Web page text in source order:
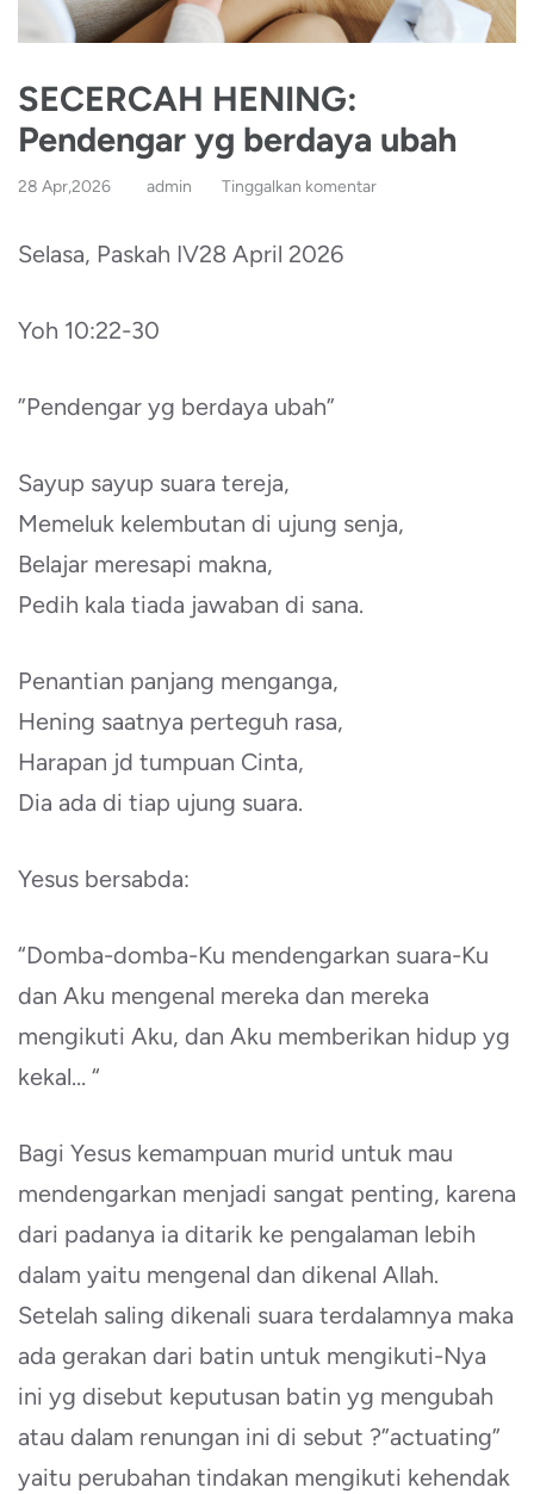
SECERCAH HENING:
Pendengar yg berdaya ubah
28 Apr,2026 admin Tinggalkan komentar
Selasa, Paskah IV28 April 2026
Yoh 10:22-30
”Pendengar yg berdaya ubah”
Sayup sayup suara tereja,
Memeluk kelembutan di ujung senja,
Belajar meresapi makna,
Pedih kala tiada jawaban di sana.
Penantian panjang menganga,
Hening saatnya perteguh rasa,
Harapan jd tumpuan Cinta,
Dia ada di tiap ujung suara.
Yesus bersabda:
“Domba-domba-Ku mendengarkan suara-Ku
dan Aku mengenal mereka dan mereka
mengikuti Aku, dan Aku memberikan hidup yg
kekal… “
Bagi Yesus kemampuan murid untuk mau
mendengarkan menjadi sangat penting, karena
dari padanya ia ditarik ke pengalaman lebih
dalam yaitu mengenal dan dikenal Allah.
Setelah saling dikenali suara terdalamnya maka
ada gerakan dari batin untuk mengikuti-Nya
ini yg disebut keputusan batin yg mengubah
atau dalam renungan ini di sebut ?”actuating”
yaitu perubahan tindakan mengikuti kehendak